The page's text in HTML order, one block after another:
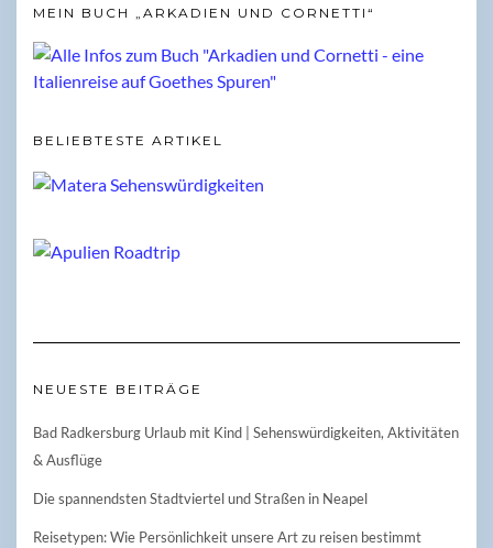
MEIN BUCH „ARKADIEN UND CORNETTI“
BELIEBTESTE ARTIKEL
NEUESTE BEITRÄGE
Bad Radkersburg Urlaub mit Kind | Sehenswürdigkeiten, Aktivitäten
& Ausflüge
Die spannendsten Stadtviertel und Straßen in Neapel
Reisetypen: Wie Persönlichkeit unsere Art zu reisen bestimmt